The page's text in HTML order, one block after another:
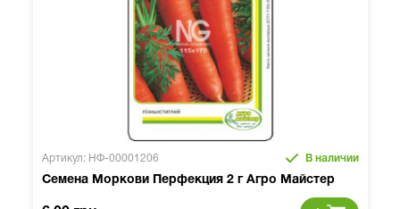
Артикул: НФ-00001206 В наличии
Семена Моркови Перфекция 2 г Агро Майстер